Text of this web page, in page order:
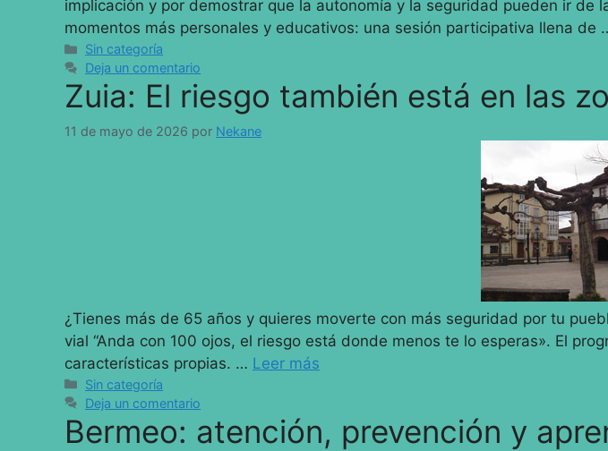
implicación y por demostrar que la autonomía y la seguridad pueden ir de
momentos más personales y educativos: una sesión participativa llena de
Sin categoría
Deja un comentario
Zuia: El riesgo también está en las
11 de mayo de 2026 por Nekane
¿Tienes más de 65 años y quieres moverte con más seguridad por tu
vial “Anda con 100 ojos, el riesgo está donde menos te lo esperas». El
características propias. … Leer más
Sin categoría
Deja un comentario
Bermeo: atención, prevención y